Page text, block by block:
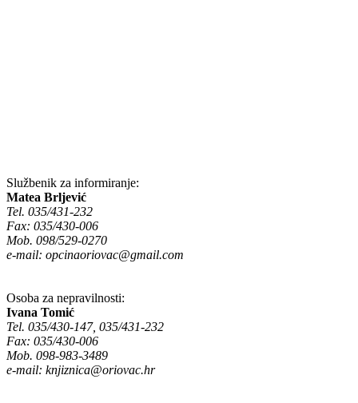
Službenik za informiranje:
Matea Brljević
Tel. 035/431-232
Fax: 035/430-006
Mob. 098/529-0270
e-mail: opcinaoriovac@gmail.com
Osoba za nepravilnosti:
Ivana Tomić
Tel. 035/430-147, 035/431-232
Fax: 035/430-006
Mob. 098-983-3489
e-mail: knjiznica@oriovac.hr